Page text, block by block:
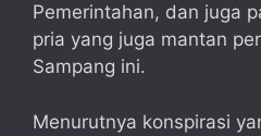
Pemerintahan, dan juga
pria yang juga mantan
Sampang ini.
Menurutnya konspirasi